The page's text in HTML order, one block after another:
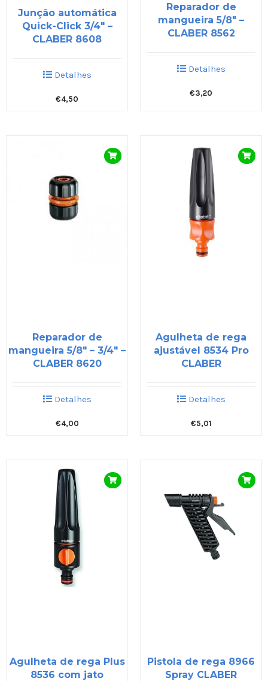
Junção automática
Quick-Click 3/4″ –
CLABER 8608
Detalhes
€4,50
Reparador de
mangueira 5/8″ –
CLABER 8562
Detalhes
€3,20
Reparador de
mangueira 5/8″ – 3/4″ –
CLABER 8620
Detalhes
€4,00
Agulheta de rega
ajustável 8534 Pro
CLABER
Detalhes
€5,01
Agulheta de rega Plus
8536 com jato
Pistola de rega 8966
Spray CLABER